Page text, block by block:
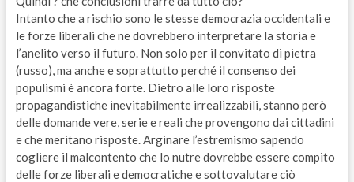
Intanto che a rischio sono le stesse democrazia occidentali e
le forze liberali che ne dovrebbero interpretare la storia e
l’anelito verso il futuro. Non solo per il convitato di pietra
(russo), ma anche e soprattutto perché il consenso dei
populismi è ancora forte. Dietro alle loro risposte
propagandistiche inevitabilmente irrealizzabili, stanno però
delle domande vere, serie e reali che provengono dai cittadini
e che meritano risposte. Arginare l’estremismo sapendo
cogliere il malcontento che lo nutre dovrebbe essere compito
delle forze liberali e democratiche e sottovalutare ciò